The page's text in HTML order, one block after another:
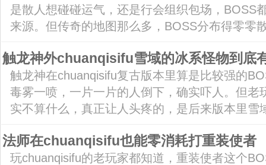
是散人想碰碰运气，还是行会组织包场，BOSS
来源。但传奇的地图那么多，BOSS分布得零零
触龙神外chuanqisifu雪域的冰系怪物到底
触龙神在chuanqisifu复古版本里算是比较强的
毒雾一喷，一片一片的人倒下，确实吓人。但老
实不算什么，真正让人头疼的，是后来版本里雪
法师在chuanqisifu也能零消耗打重装使者
玩chuanqisifu的老玩家都知道，重装使者这个